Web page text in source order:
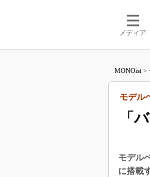
メディア
MONOist >
「
モデル
モデル
に搭載